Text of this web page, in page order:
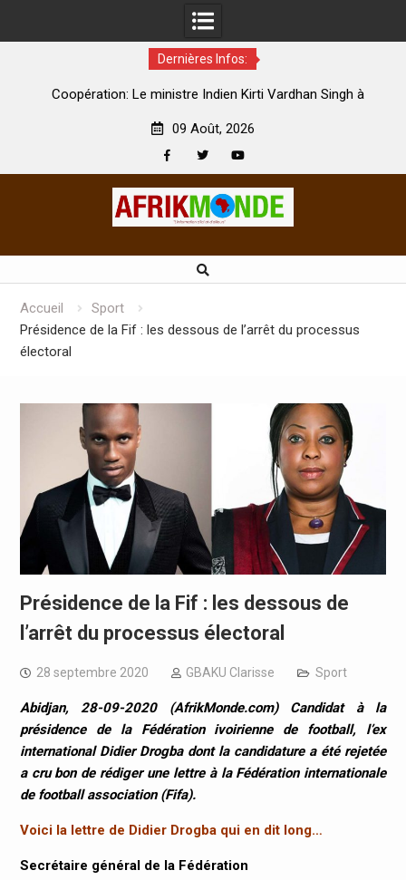
Dernières Infos:
Nouvelle licence obligatoire pour les spectacles : En Côte
09 Août, 2026
Accueil
Sport
Présidence de la Fif : les dessous de l’arrêt du processus
électoral
Présidence de la Fif : les dessous de
l’arrêt du processus électoral
28 septembre 2020 GBAKU Clarisse Sport
Abidjan, 28-09-2020 (AfrikMonde.com) Candidat à la
présidence de la Fédération ivoirienne de football, l’ex
international Didier Drogba dont la candidature a été rejetée
a cru bon de rédiger une lettre à la Fédération internationale
de football association (Fifa).
Voici la lettre de Didier Drogba qui en dit long…
Secrétaire général de la Fédération